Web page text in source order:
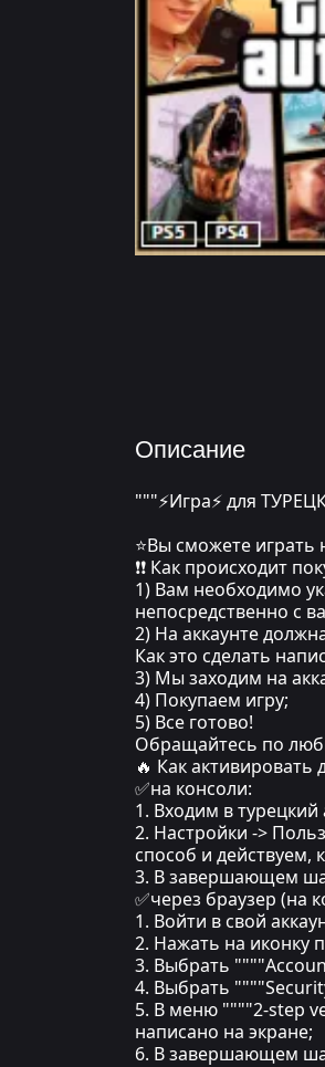
Описание
"""⚡Игра⚡ для
⭐Вы сможете играть
❗❗ Как происходит
1) Вам необходимо
непосредственно с
2) На аккаунте
Как это сделать
3) Мы заходим на
4) Покупаем игру;
5) Все готово!
Обращайтесь по
🔥 Как
✅на консоли:
1. Входим в турецкий
2. Настройки ->
способ и действуем,
3. В завершающем
✅через браузер (на
1. Войти в свой
2. Нажать на иконку
3. Выбрать
4. Выбрать
5. В меню """"2-step
написано на экране;
6. В завершающем